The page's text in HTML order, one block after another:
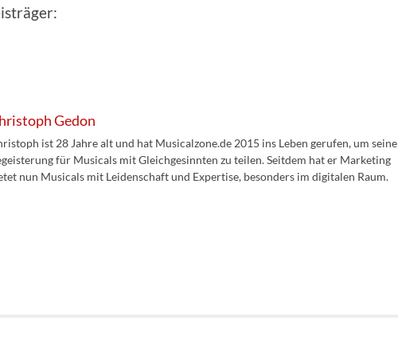
Gedon
ist 28 Jahre alt und hat Musicalzone.de 2015 ins Leben gerufen, um seine
für Musicals mit Gleichgesinnten zu teilen. Seitdem hat er Marketing
nun Musicals mit Leidenschaft und Expertise, besonders im digitalen Raum.